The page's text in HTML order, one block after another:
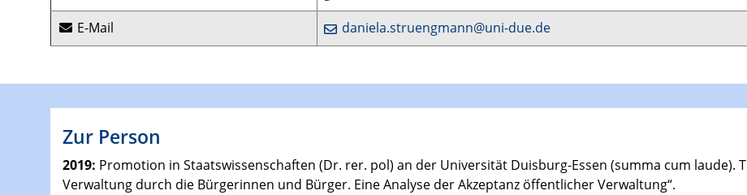
E-Mail
daniela.struengmann@uni-due.de
Zur Person
2019: Promotion in Staatswissenschaften (Dr. rer. pol) an der Universität Duisburg-Essen (summa cum laude).
Verwaltung durch die Bürgerinnen und Bürger. Eine Analyse der Akzeptanz öffentlicher Verwaltung“.